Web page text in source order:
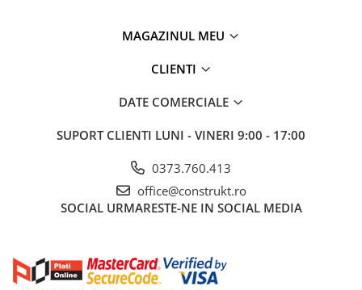
MAGAZINUL MEU
CLIENTI
DATE COMERCIALE
SUPORT CLIENTI LUNI - VINERI 9:00 - 17:00
0373.760.413
office@construkt.ro
SOCIAL URMARESTE-NE IN SOCIAL MEDIA